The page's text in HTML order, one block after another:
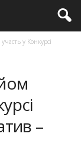
у Конкурсі
–